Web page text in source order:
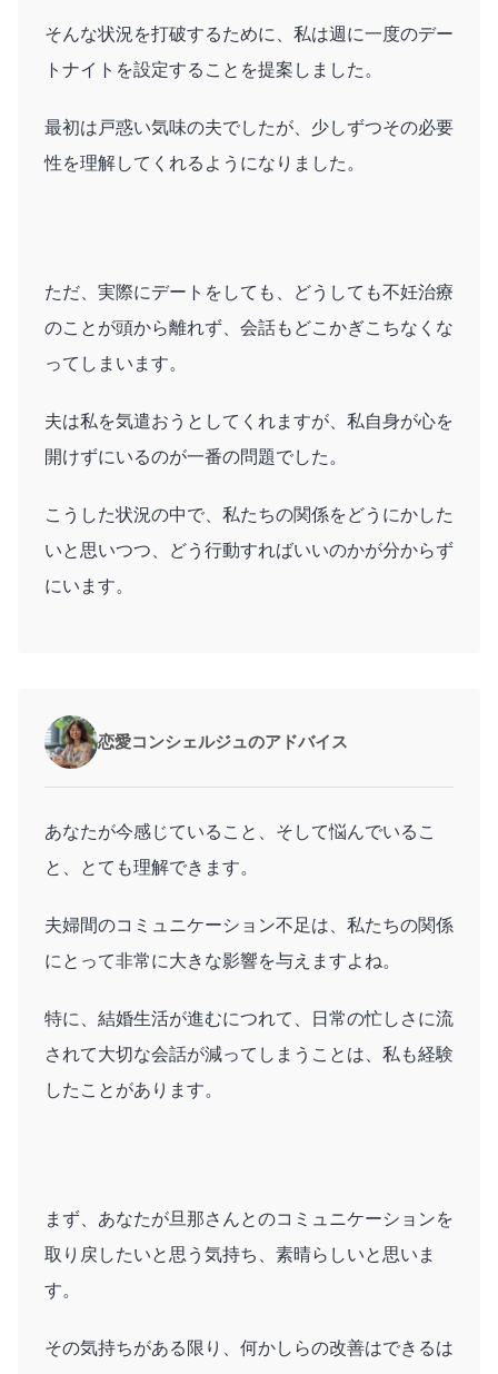
そんな状況を打破するために、私は週に一度のデー
トナイトを設定することを提案しました。
最初は戸惑い気味の夫でしたが、少しずつその必要
性を理解してくれるようになりました。
ただ、実際にデートをしても、どうしても不妊治療
のことが頭から離れず、会話もどこかぎこちなくな
ってしまいます。
夫は私を気遣おうとしてくれますが、私自身が心を
開けずにいるのが一番の問題でした。
こうした状況の中で、私たちの関係をどうにかした
いと思いつつ、どう行動すればいいのかが分からず
にいます。
恋愛コンシェルジュのアドバイス
あなたが今感じていること、そして悩んでいるこ
と、とても理解できます。
夫婦間のコミュニケーション不足は、私たちの関係
にとって非常に大きな影響を与えますよね。
特に、結婚生活が進むにつれて、日常の忙しさに流
されて大切な会話が減ってしまうことは、私も経験
したことがあります。
まず、あなたが旦那さんとのコミュニケーションを
取り戻したいと思う気持ち、素晴らしいと思いま
す。
その気持ちがある限り、何かしらの改善はできるは